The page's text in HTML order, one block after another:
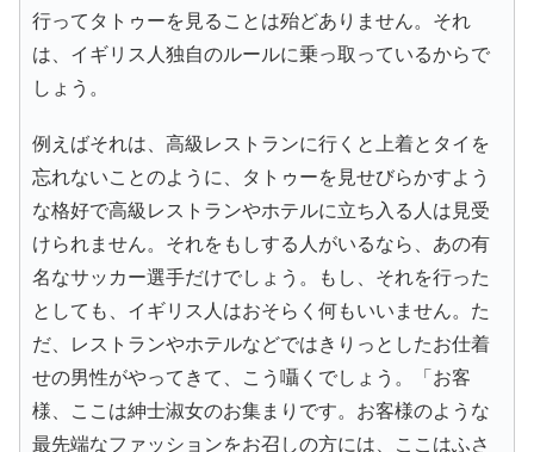
行ってタトゥーを見ることは殆どありません。それ
は、イギリス人独自のルールに乗っ取っているからで
しょう。
例えばそれは、高級レストランに行くと上着とタイを
忘れないことのように、タトゥーを見せびらかすよう
な格好で高級レストランやホテルに立ち入る人は見受
けられません。それをもしする人がいるなら、あの有
名なサッカー選手だけでしょう。もし、それを行った
としても、イギリス人はおそらく何もいいません。た
だ、レストランやホテルなどではきりっとしたお仕着
せの男性がやってきて、こう囁くでしょう。「お客
様、ここは紳士淑女のお集まりです。お客様のような
最先端なファッションをお召しの方には、ここはふさ